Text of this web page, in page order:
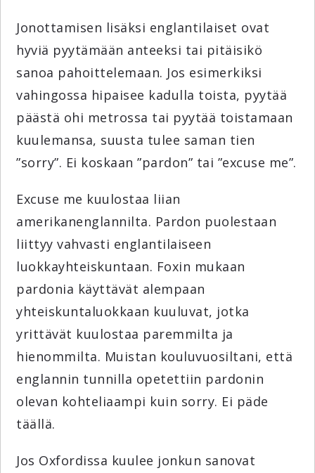
Jonottamisen lisäksi englantilaiset ovat
hyviä pyytämään anteeksi tai pitäisikö
sanoa pahoittelemaan. Jos esimerkiksi
vahingossa hipaisee kadulla toista, pyytää
päästä ohi metrossa tai pyytää toistamaan
kuulemansa, suusta tulee saman tien
”sorry”. Ei koskaan ”pardon” tai ”excuse me”.
Excuse me kuulostaa liian
amerikanenglannilta. Pardon puolestaan
liittyy vahvasti englantilaiseen
luokkayhteiskuntaan. Foxin mukaan
pardonia käyttävät alempaan
yhteiskuntaluokkaan kuuluvat, jotka
yrittävät kuulostaa paremmilta ja
hienommilta. Muistan kouluvuosiltani, että
englannin tunnilla opetettiin pardonin
olevan kohteliaampi kuin sorry. Ei päde
täällä.
Jos Oxfordissa kuulee jonkun sanovat